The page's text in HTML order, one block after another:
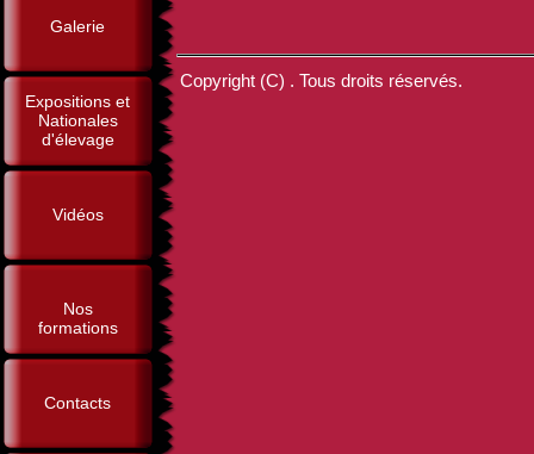
Galerie
Expositions et
Nationales
d'élevage
Vidéos
Nos
formations
Contacts
Copyright (C) . Tous droits réservés.